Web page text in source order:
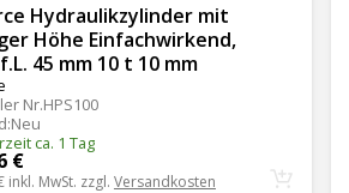
Hydraulikzylinder mit
Höhe Einfachwirkend,
45 mm 10 t 10 mm
Nr.HPS100
:Neu
ca. 1 Tag
€
inkl. MwSt. zzgl. Versandkosten